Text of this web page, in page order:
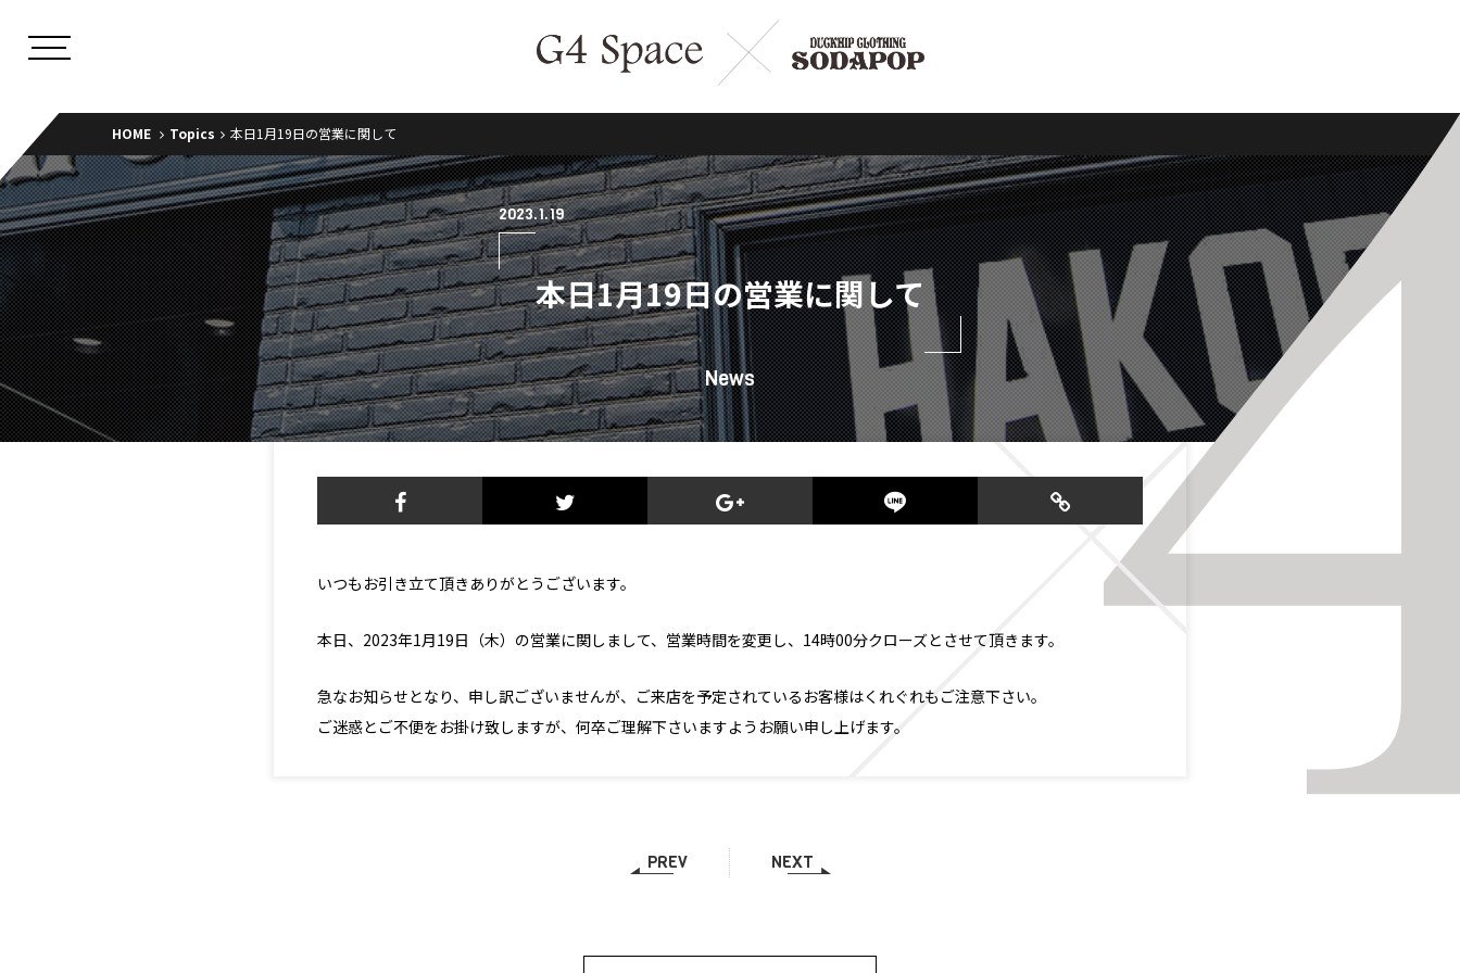
HOME Topics 本日1月19日の営業に関して
2023.1.19
本日1月19日の営業に関して
News
いつもお引き立て頂きありがとうございます。
本日、2023年1月19日（木）の営業に関しまして、営業時間を変更し、14時00分クローズとさせて頂きます。
急なお知らせとなり、申し訳ございませんが、ご来店を予定されているお客様はくれぐれもご注意下さい。
ご迷惑とご不便をお掛け致しますが、何卒ご理解下さいますようお願い申し上げます。
PREV NEXT